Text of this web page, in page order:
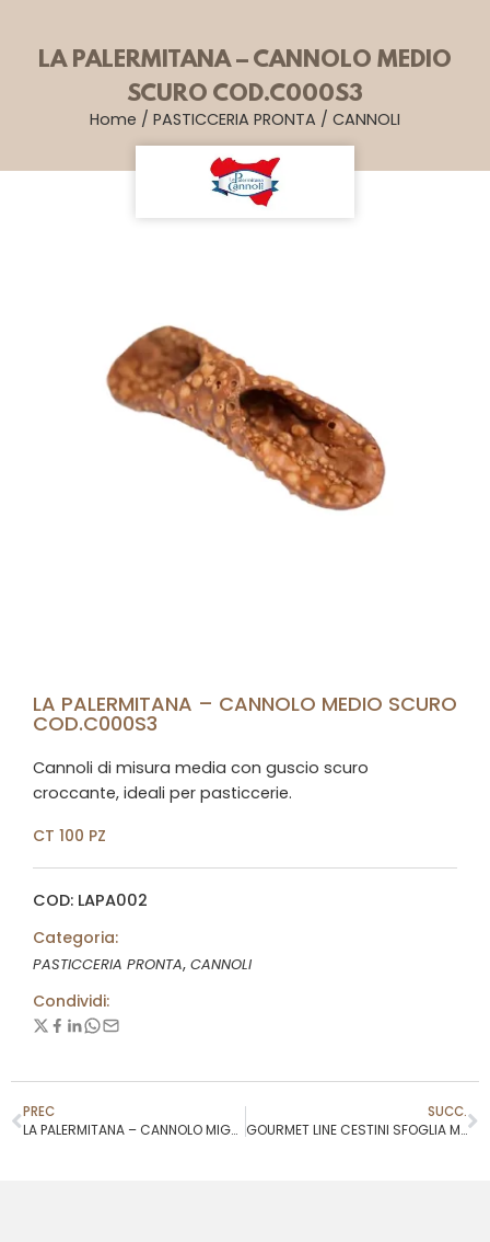
LA PALERMITANA – CANNOLO MEDIO
SCURO COD.C000S3
Home / PASTICCERIA PRONTA / CANNOLI
LA PALERMITANA – CANNOLO MEDIO SCURO
COD.C000S3
Cannoli di misura media con guscio scuro
croccante, ideali per pasticcerie.
CT 100 PZ
COD: LAPA002
Categoria:
PASTICCERIA PRONTA, CANNOLI
Condividi:
PREC
LA PALERMITANA – CANNOLO MIGNON SCURO COD.C000S2
SUCC.
GOURMET LINE CESTINI SFOGLIA MICRO